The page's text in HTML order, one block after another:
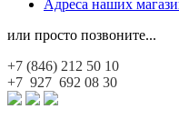
Адреса наших
или просто позвоните...
+7 (846) 212 50 10
+7 927 692 08 30